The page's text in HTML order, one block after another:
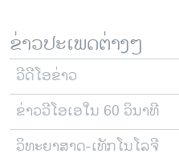
ລາຍງານ
ຕິດຕາມພວກເຮົາ ທີ່
ພາສາຕ່າງໆ
ຂ່າວປະເພດຕ່າງໆ
ວີດີໂອຂ່າວ
ຂ່າວວີໂອເອໃນ 60 ວິນາທີ
ວິທະຍາສາດ-ເທັກໂນໂລຈີ